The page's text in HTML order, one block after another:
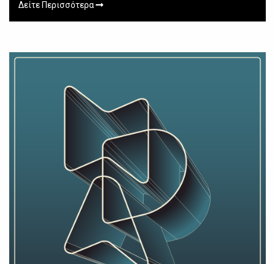
Δείτε Περισσότερα